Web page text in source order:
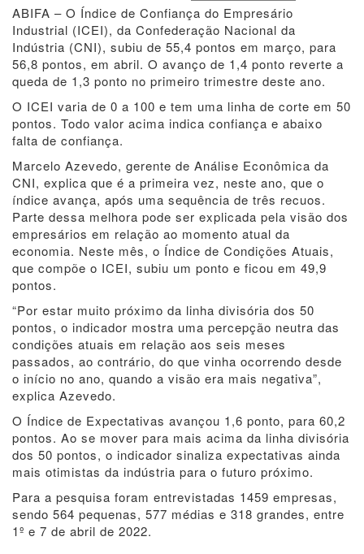
Powered by
ABIFA – O Índice de Confiança do Empresário
Industrial (ICEI), da Confederação Nacional da
Indústria (CNI), subiu de 55,4 pontos em março, para
56,8 pontos, em abril. O avanço de 1,4 ponto reverte a
queda de 1,3 ponto no primeiro trimestre deste ano.
O ICEI varia de 0 a 100 e tem uma linha de corte em 50
pontos. Todo valor acima indica confiança e abaixo
falta de confiança.
Marcelo Azevedo, gerente de Análise Econômica da
CNI, explica que é a primeira vez, neste ano, que o
índice avança, após uma sequência de três recuos.
Parte dessa melhora pode ser explicada pela visão dos
empresários em relação ao momento atual da
economia. Neste mês, o Índice de Condições Atuais,
que compõe o ICEI, subiu um ponto e ficou em 49,9
pontos.
“Por estar muito próximo da linha divisória dos 50
pontos, o indicador mostra uma percepção neutra das
condições atuais em relação aos seis meses
passados, ao contrário, do que vinha ocorrendo desde
o início no ano, quando a visão era mais negativa”,
explica Azevedo.
O Índice de Expectativas avançou 1,6 ponto, para 60,2
pontos. Ao se mover para mais acima da linha divisória
dos 50 pontos, o indicador sinaliza expectativas ainda
mais otimistas da indústria para o futuro próximo.
Para a pesquisa foram entrevistadas 1459 empresas,
sendo 564 pequenas, 577 médias e 318 grandes, entre
1º e 7 de abril de 2022.